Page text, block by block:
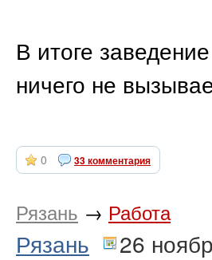
В итоге
ничего не
0 33 комментария
Рязань → Работа
Рязань
26